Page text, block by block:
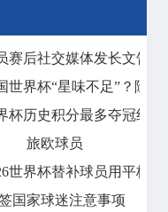
赛后社交媒体发长文告别
麦草的过渡
世界杯“星味不足”？除姆
杯历史积分最多夺冠纪录
旅欧球员
技惊四座
世界杯替补球员用平板
国家球迷注意事项